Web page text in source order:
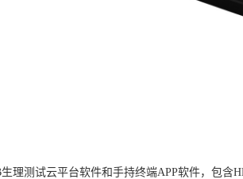
理测试云平台软件和手持终端APP软件，包含